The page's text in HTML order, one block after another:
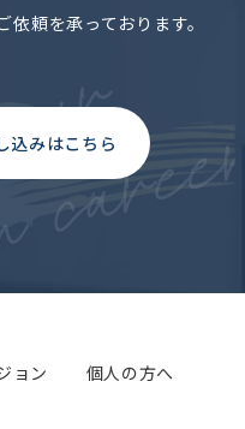
頼を承っております。
込みはこちら
ョン 個人の方へ